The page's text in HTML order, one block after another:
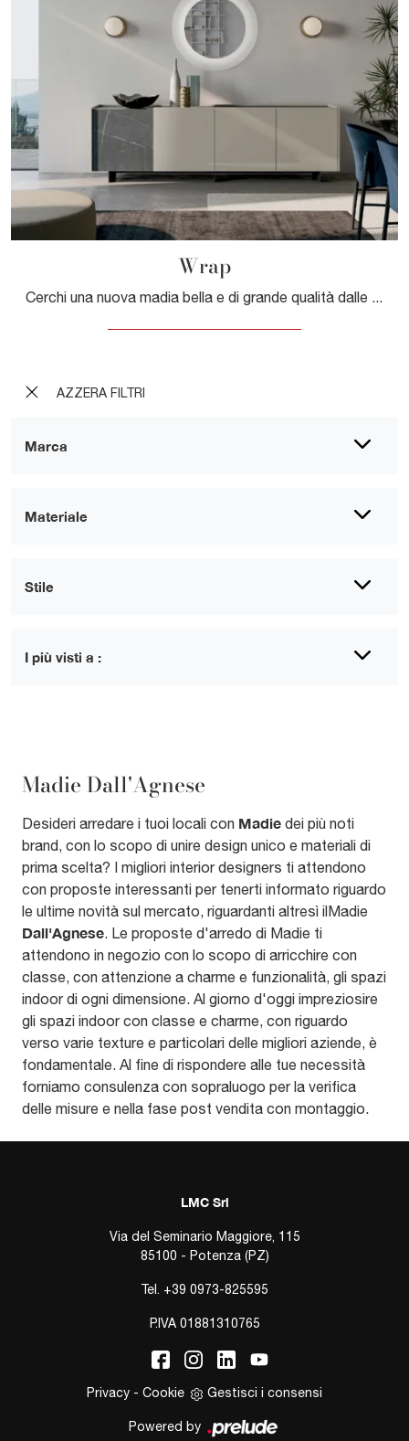
AZZERA FILTRI
Marca
Materiale
Stile
I più visti a :
Wrap
Madie Dall'Agnese
Desideri arredare i tuoi locali con Madie dei più noti
brand, con lo scopo di unire design unico e materiali di
prima scelta? I migliori interior designers ti attendono
con proposte interessanti per tenerti informato riguardo
le ultime novità sul mercato, riguardanti altresì ilMadie
Dall'Agnese . Le proposte d'arredo di Madie ti
attendono in negozio con lo scopo di arricchire con
classe, con attenzione a charme e funzionalità, gli spazi
indoor di ogni dimensione. Al giorno d'oggi impreziosire
gli spazi indoor con classe e charme, con riguardo
verso varie texture e particolari delle migliori aziende, è
fondamentale. Al fine di rispondere alle tue necessità
forniamo consulenza con sopraluogo per la verifica
delle misure e nella fase post vendita con montaggio.
LMC Srl
Via del Seminario Maggiore, 115
85100 - Potenza (PZ)
Tel. +39 0973-825595
P.IVA 01881310765
Privacy - Cookie Gestisci i consensi
Powered by